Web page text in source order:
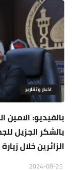
اخبار وتقارير
بالفيديو:
بالشكر الجزيل
الزائرين خلال